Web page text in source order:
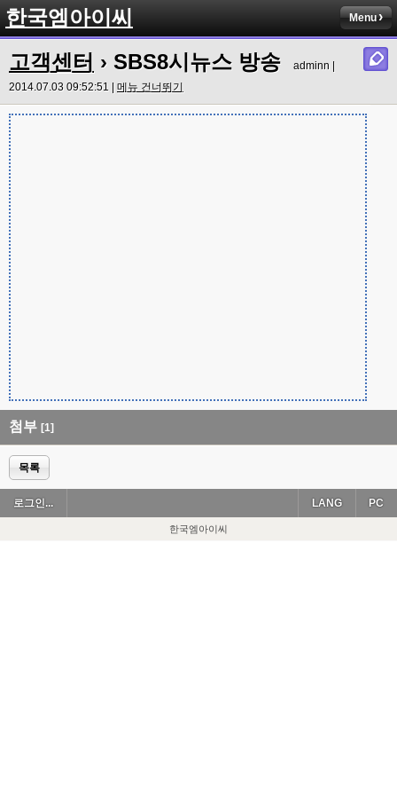
한국엠아이씨 Menu
고객센터 › SBS8시뉴스 방송
adminn |
2014.07.03 09:52:51 | 메뉴 건너뛰기
첨부 [1]
목록
로그인... PC
LANG
한국엠아이씨